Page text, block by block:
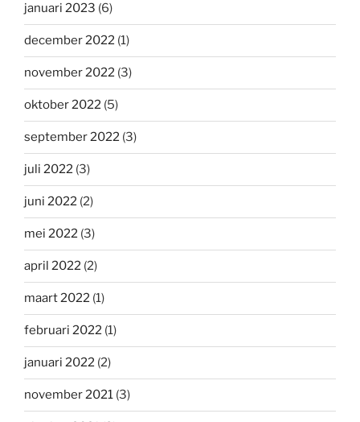
januari 2023 (6)
december 2022 (1)
november 2022 (3)
oktober 2022 (5)
september 2022 (3)
juli 2022 (3)
juni 2022 (2)
mei 2022 (3)
april 2022 (2)
maart 2022 (1)
februari 2022 (1)
januari 2022 (2)
november 2021 (3)